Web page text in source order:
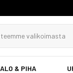
& PIHA